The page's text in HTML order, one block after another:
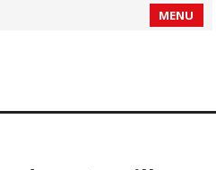
MENU